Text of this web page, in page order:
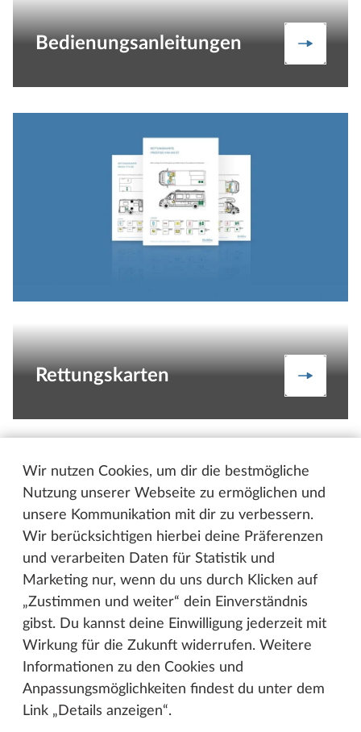
Wir nutzen Cookies, um dir die bestmögliche
Nutzung unserer Webseite zu ermöglichen und
unsere Kommunikation mit dir zu verbessern.
Wir berücksichtigen hierbei deine Präferenzen
und verarbeiten Daten für Statistik und
Marketing nur, wenn du uns durch Klicken auf
„Zustimmen und weiter“ dein Einverständnis
gibst. Du kannst deine Einwilligung jederzeit mit
Wirkung für die Zukunft widerrufen. Weitere
Informationen zu den Cookies und
Anpassungsmöglichkeiten findest du unter dem
Link „Details anzeigen“.
Bedienungsanleitungen
Rettungskarten
Zum Anfang der Seite
HOBBY AUF FACEBOOK
BEACHY AUF FACEBOOK
HOBBY AUF INSTAGRAM